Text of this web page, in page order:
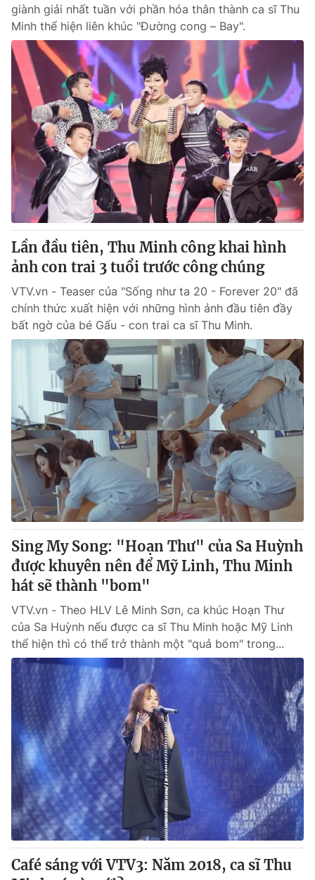
giành giải nhất tuần với phần hóa thân thành ca sĩ Thu
Minh thể hiện liên khúc "Đường cong – Bay".
Lần đầu tiên, Thu Minh công khai hình
ảnh con trai 3 tuổi trước công chúng
VTV.vn - Teaser của "Sống như ta 20 - Forever 20" đã
chính thức xuất hiện với những hình ảnh đầu tiên đầy
bất ngờ của bé Gấu - con trai ca sĩ Thu Minh.
Sing My Song: "Hoạn Thư" của Sa Huỳnh
được khuyên nên để Mỹ Linh, Thu Minh
hát sẽ thành "bom"
VTV.vn - Theo HLV Lê Minh Sơn, ca khúc Hoạn Thư
của Sa Huỳnh nếu được ca sĩ Thu Minh hoặc Mỹ Linh
thể hiện thì có thể trở thành một "quả bom" trong...
Café sáng với VTV3: Năm 2018, ca sĩ Thu